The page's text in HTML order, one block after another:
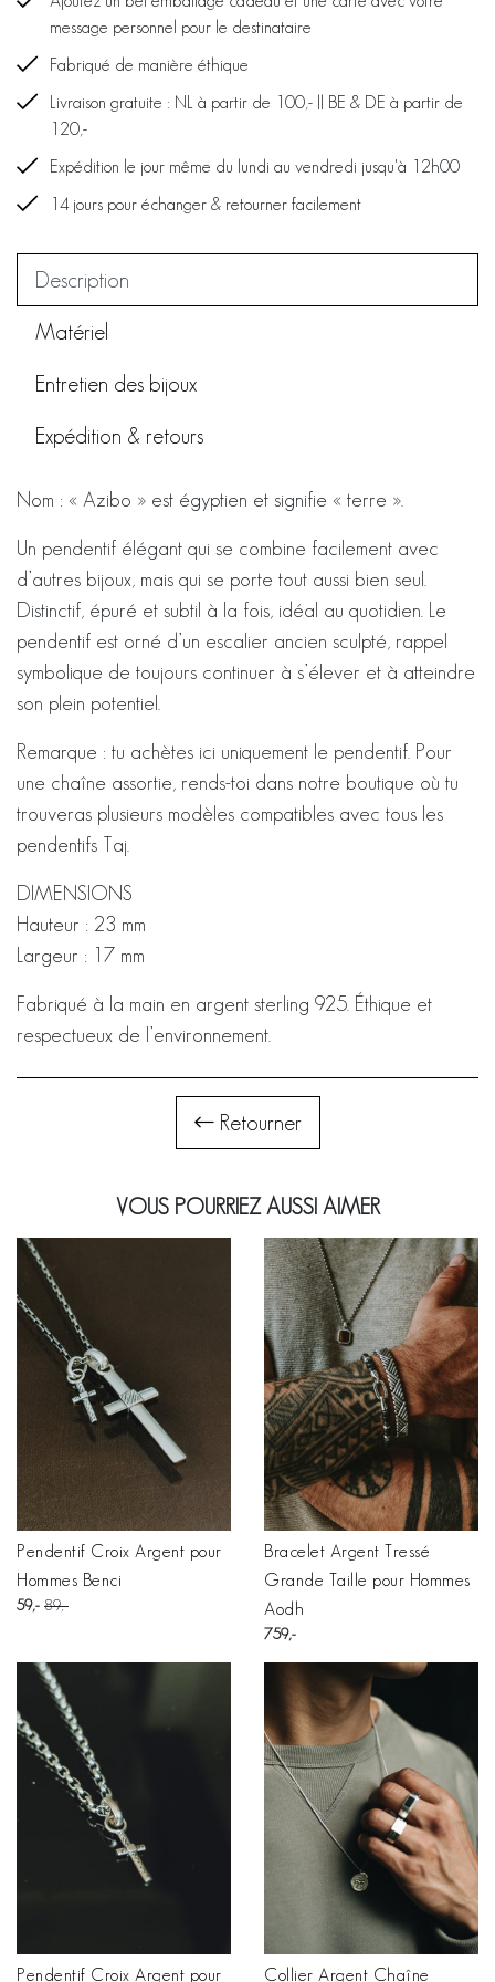
message personnel pour le destinataire
Fabriqué de manière éthique
Livraison gratuite : NL à partir de 100,- || BE & DE à partir de
120,-
Expédition le jour même du lundi au vendredi jusqu'à 12h00
14 jours pour échanger & retourner facilement
Description
Matériel
Entretien des bijoux
Expédition & retours
Nom : « Azibo » est égyptien et signifie « terre ».
Un pendentif élégant qui se combine facilement avec
d’autres bijoux, mais qui se porte tout aussi bien seul.
Distinctif, épuré et subtil à la fois, idéal au quotidien. Le
pendentif est orné d’un escalier ancien sculpté, rappel
symbolique de toujours continuer à s’élever et à atteindre
son plein potentiel.
Remarque : tu achètes ici uniquement le pendentif. Pour
une chaîne assortie, rends-toi dans notre boutique où tu
trouveras plusieurs modèles compatibles avec tous les
pendentifs Taj.
DIMENSIONS
Hauteur : 23 mm
Largeur : 17 mm
Fabriqué à la main en argent sterling 925. Éthique et
respectueux de l’environnement.
Retourner
VOUS POURRIEZ AUSSI AIMER
Pendentif Croix Argent pour
Hommes Benci
59 89
Bracelet Argent Tressé
Grande Taille pour Hommes
Aodh
759
Pendentif Croix Argent pour Collier Argent Chaîne